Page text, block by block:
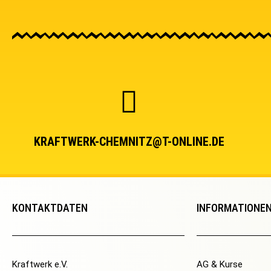
KRAFTWERK-CHEMNITZ@T-ONLINE.DE
KONTAKTDATEN
Kraftwerk e.V. AG & Kurse